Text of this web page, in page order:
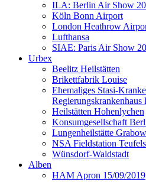
ILA: Berlin Air Show
Köln Bonn Airport
London Heathrow
Lufthansa
SIAE: Paris Air Show
Urbex
Beelitz Heilstätten
Brikettfabrik Louise
Ehemaliges Stasi-
Regierungskrankenhaus
Heilstätten Hohenlychen
Konsumgesellschaft
Lungenheilstätte
NSA Fieldstation
Wünsdorf-Waldstadt
Alben
HAM Apron 15/09/2019